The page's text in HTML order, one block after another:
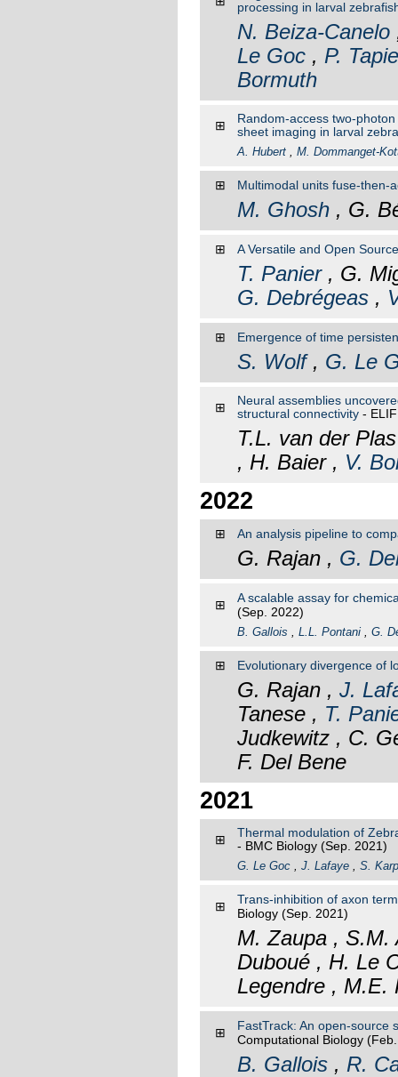
processing in larval
N. Beiza-Canelo
Le Goc , P. Tapie
Bormuth
⊞
Random-access two-
sheet imaging in larval
A. Hubert M. Dommanget-
⊞ Multimodal units fuse-then-
M. Ghosh , G.
⊞ A Versatile and Open
T. Panier, G.
G. Debrégeas ,
⊞ Emergence of time
S. Wolf, G. Le
⊞
Neural assemblies
structural connectivity -
T.L. van der
, H. Baier , V.
2022
⊞ An analysis pipeline to
G. Rajan , G.
⊞
A scalable assay for
(Sep. 2022)
B. Gallois L.L. Pontani G.
⊞ Evolutionary divergence of
G. Rajan , J.
Tanese , T.
Judkewitz , C.
F. Del Bene
2021
⊞
Thermal modulation of
- BMC Biology (Sep. 2021)
G. Le Goc J. Lafaye S.
⊞
Trans-inhibition of axon
Biology (Sep. 2021)
M. Zaupa , S.M.
Duboué , H. Le
Legendre , M.E.
⊞
FastTrack: An open-source
Computational Biology
B. Gallois , R.